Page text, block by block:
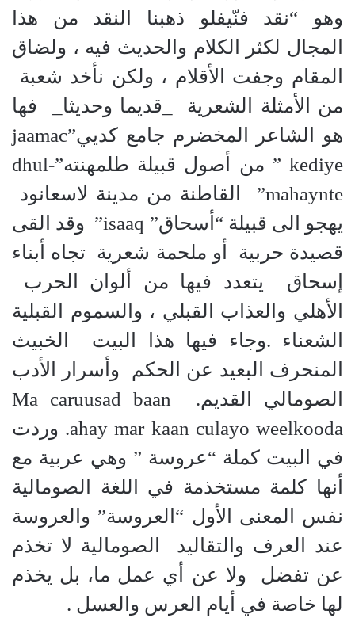
وهو “نقد فنّيفلو ذهبنا النقد من هذا
المجال لكثر الكلام والحديث فيه ، ولضاق
المقام وجفت الأقلام ، ولكن نأخد شعبة
من الأمثلة الشعرية _قديما وحديثا_ فها
هو الشاعر المخضرم جامع كديي”jaamac
kediye ” من أصول قبيلة طلمهنته”dhul-
mahaynte” القاطنة من مدينة لاسعانود
يهجو الى قبيلة “أسحاق” isaaq” وقد القى
قصيدة حربية أو ملحمة شعرية تجاه أبناء
إسحاق يتعدد فيها من ألوان الحرب
الأهلي والعذاب القبلي ، والسموم القبلية
الشعناء .وجاء فيها هذا البيت الخبيث
المنحرف البعيد عن الحكم وأسرار الأدب
الصومالي القديم. Ma caruusad baan
ahay mar kaan culayo weelkooda. وردت
في البيت كملة “عروسة ” وهي عربية مع
أنها كلمة مستخذمة في اللغة الصومالية
نفس المعنى الأول “العروسة” والعروسة
عند العرف والتقاليد الصومالية لا تخذم
عن تفضل ولا عن أي عمل ما، بل يخذم
لها خاصة في أيام العرس والعسل .